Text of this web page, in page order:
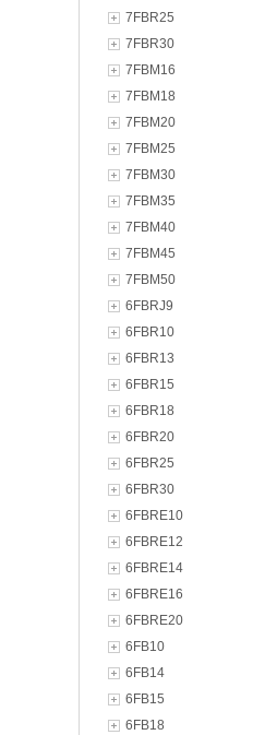
7FBR25
7FBR30
7FBM16
7FBM18
7FBM20
7FBM25
7FBM30
7FBM35
7FBM40
7FBM45
7FBM50
6FBRJ9
6FBR10
6FBR13
6FBR15
6FBR18
6FBR20
6FBR25
6FBR30
6FBRE10
6FBRE12
6FBRE14
6FBRE16
6FBRE20
6FB10
6FB14
6FB15
6FB18